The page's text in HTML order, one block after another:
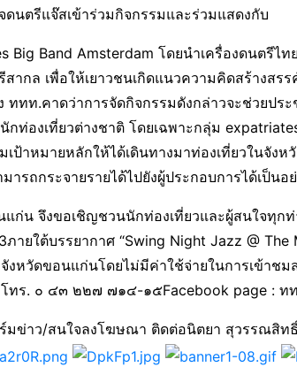
ดนตรีแจ๊สเข้าร่วมกิจกรรมและร่วมแสดงกับ
Big Band Amsterdam โดยนำเครื่องดนตรีไ
สากล เพื่อให้เยาวชนเกิดแนวความคิดสร้างสร
ททท.คาดว่าการจัดกิจกรรมดังกล่าวจะช่วยปร
กท่องเที่ยวต่างชาติ โดยเฉพาะกลุ่ม
เป้าหมายหลักให้ได้เดินทางมาท่องเที่ยวในจัง
ารถกระจายรายได้ไปยังผู้ประกอบการได้เป็นอ
ก่น จึงขอเชิญชวนนักท่องเที่ยวและผู้สนใจทุกท่
ภายใต้บรรยากาศ “Swing Night Jazz @
วัดขอนแก่นโดยไม่มีค่าใช้จ่ายในการเข้าชม
ทร. ๐ ๔๓​ ๒๒๗ ๗๑๔-๑๕Facebook page : ท
มข่าว/สนใจลงโฆษณา ติดต่อนิตยา สุวรรณสิท